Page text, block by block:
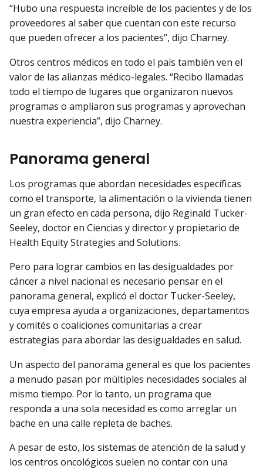
“Hubo una respuesta increíble de los pacientes y de los
proveedores al saber que cuentan con este recurso
que pueden ofrecer a los pacientes”, dijo Charney.
Otros centros médicos en todo el país también ven el
valor de las alianzas médico-legales. “Recibo llamadas
todo el tiempo de lugares que organizaron nuevos
programas o ampliaron sus programas y aprovechan
nuestra experiencia”, dijo Charney.
Panorama general
Los programas que abordan necesidades específicas
como el transporte, la alimentación o la vivienda tienen
un gran efecto en cada persona, dijo Reginald Tucker-
Seeley, doctor en Ciencias y director y propietario de
Health Equity Strategies and Solutions.
Pero para lograr cambios en las desigualdades por
cáncer a nivel nacional es necesario pensar en el
panorama general, explicó el doctor Tucker-Seeley,
cuya empresa ayuda a organizaciones, departamentos
y comités o coaliciones comunitarias a crear
estrategias para abordar las desigualdades en salud.
Un aspecto del panorama general es que los pacientes
a menudo pasan por múltiples necesidades sociales al
mismo tiempo. Por lo tanto, un programa que
responda a una sola necesidad es como arreglar un
bache en una calle repleta de baches.
A pesar de esto, los sistemas de atención de la salud y
los centros oncológicos suelen no contar con una